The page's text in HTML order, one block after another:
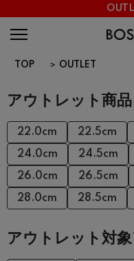
TOP > OUTLET
アウトレット商
22.0cm 22.5cm
24.0cm
24.5cm
26.0cm
26.5cm
28.0cm
28.5cm
アウトレット対